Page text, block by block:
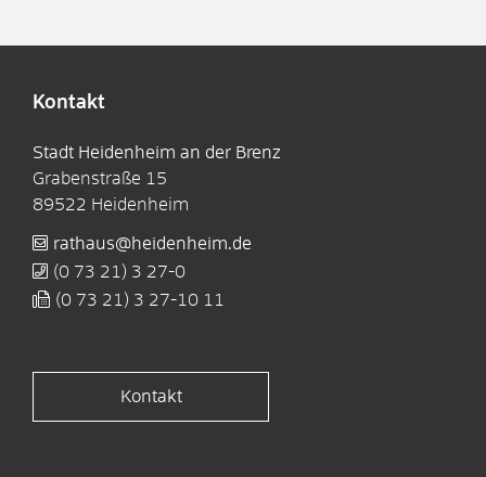
Kontakt
Stadt Heidenheim an der Brenz
Grabenstraße 15
89522 Heidenheim
rathaus@heidenheim.de
(0 73 21) 3 27-0
(0 73 21) 3 27-10 11
Kontakt